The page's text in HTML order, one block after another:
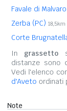
Favale di Malvaro
Zerba (PC) 18,5km
Corte
In grassetto
distanze sono
Vedi l'elenco
d'Aveto ordinati
Note